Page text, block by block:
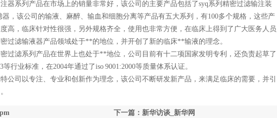
器系列产品在市场上的销量非常好，该公司的主要产品包括了syq系列精密过滤输注装
，该公司的输液、麻醉、输血和细胞分离等产品有五大系列，有100多个规格，这些产
高，临床针对性很强，另外规格齐全，使用也非常方便，在临床上得到了广大医务人员
过滤输液器产品领域处于**的地位，并开创了新的临床**输液的理念。
滤系列产品在世界上也处于**地位，公司目前有十二项国家发明专利，还负责起草了
等行业标准，在2004年通过了iso 9001:2000等质量体系认证。
司以专注、专业和创新作为理念，该公司不断研发新产品，来满足临床的需要，并引
下一篇：新华访谈_新华网